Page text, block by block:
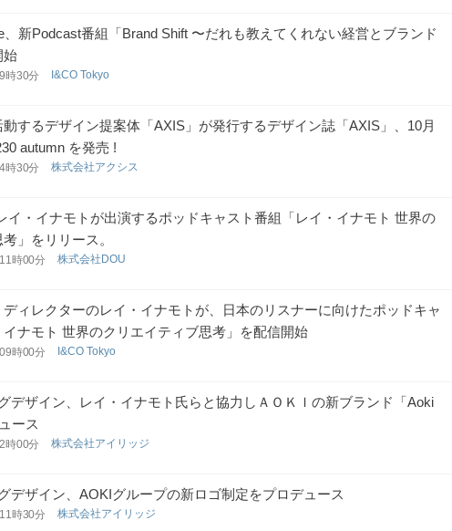
、新Podcast番組「Brand Shift 〜だれも教えてくれない経営とブランド
始
時30分 I&CO Tokyo
するデザイン提案体「AXIS」が発行するデザイン誌「AXIS」、10月
autumn を発売 !
時30分 株式会社アクシス
イ・イナモトが出演するポッドキャスト番組「レイ・イナモト 世界の
」をリリース。
時00分 株式会社DOU
ィレクターのレイ・イナモトが、日本のリスナーに向けたポッドキャ
イナモト 世界のクリエイティブ思考」を配信開始
時00分 I&CO Tokyo
デザイン、レイ・イナモト氏らと協力しＡＯＫＩの新ブランド「Aoki
ース
時00分 株式会社アイリッジ
デザイン、AOKIグループの新ロゴ制定をプロデュース
時30分 株式会社アイリッジ